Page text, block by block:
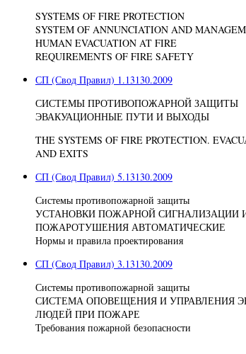
SYSTEMS OF FIRE PROTECTION
SYSTEM OF ANNUNCIATION AND
HUMAN EVACUATION AT FIRE
REQUIREMENTS OF FIRE SAFETY
СП (Свод Правил) 1.13130.2009
СИСТЕМЫ ПРОТИВОПОЖАРНОЙ ЗАЩИТЫ
ЭВАКУАЦИОННЫЕ ПУТИ И ВЫХОДЫ
THE SYSTEMS OF FIRE PROTECTION.
AND EXITS
СП (Свод Правил) 5.13130.2009
Системы противопожарной защиты
УСТАНОВКИ ПОЖАРНОЙ СИГНАЛИЗАЦИИ
ПОЖАРОТУШЕНИЯ АВТОМАТИЧЕСКИЕ
Нормы и правила проектирования
СП (Свод Правил) 3.13130.2009
Системы противопожарной защиты
СИСТЕМА ОПОВЕЩЕНИЯ И УПРАВЛЕНИЯ
ЛЮДЕЙ ПРИ ПОЖАРЕ
Требования пожарной безопасности